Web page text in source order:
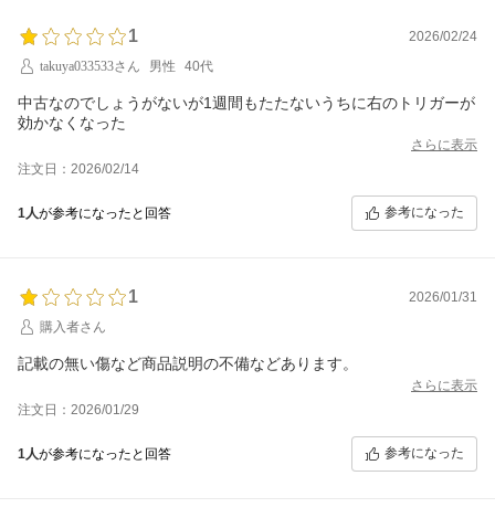
1
2026/02/24
takuya033533さん
男性 40代
中古なのでしょうがないが1週間もたたないうちに右のトリガーが
効かなくなった
さらに表示
注文日：2026/02/14
1人が参考になったと回答 参考になった
1
2026/01/31
購入者さん
記載の無い傷など商品説明の不備などあります。
さらに表示
注文日：2026/01/29
1人が参考になったと回答 参考になった